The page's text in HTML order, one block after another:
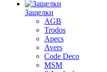
Защелки
AGB
Trodos
Apecs
Avers
Code Deco
MSM